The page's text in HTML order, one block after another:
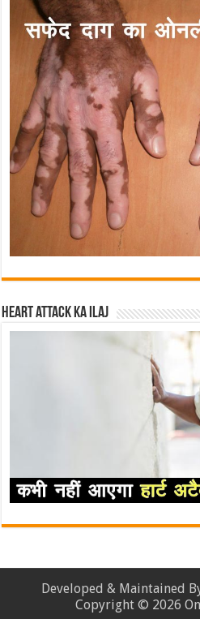
Heart attack ka ilaj
Developed & Maintained
Copyright © 2026